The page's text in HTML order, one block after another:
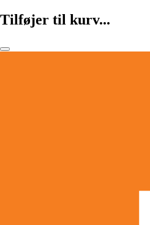
Tilføjer til kurv...